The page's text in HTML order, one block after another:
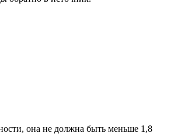
она не должна быть меньше 1,8